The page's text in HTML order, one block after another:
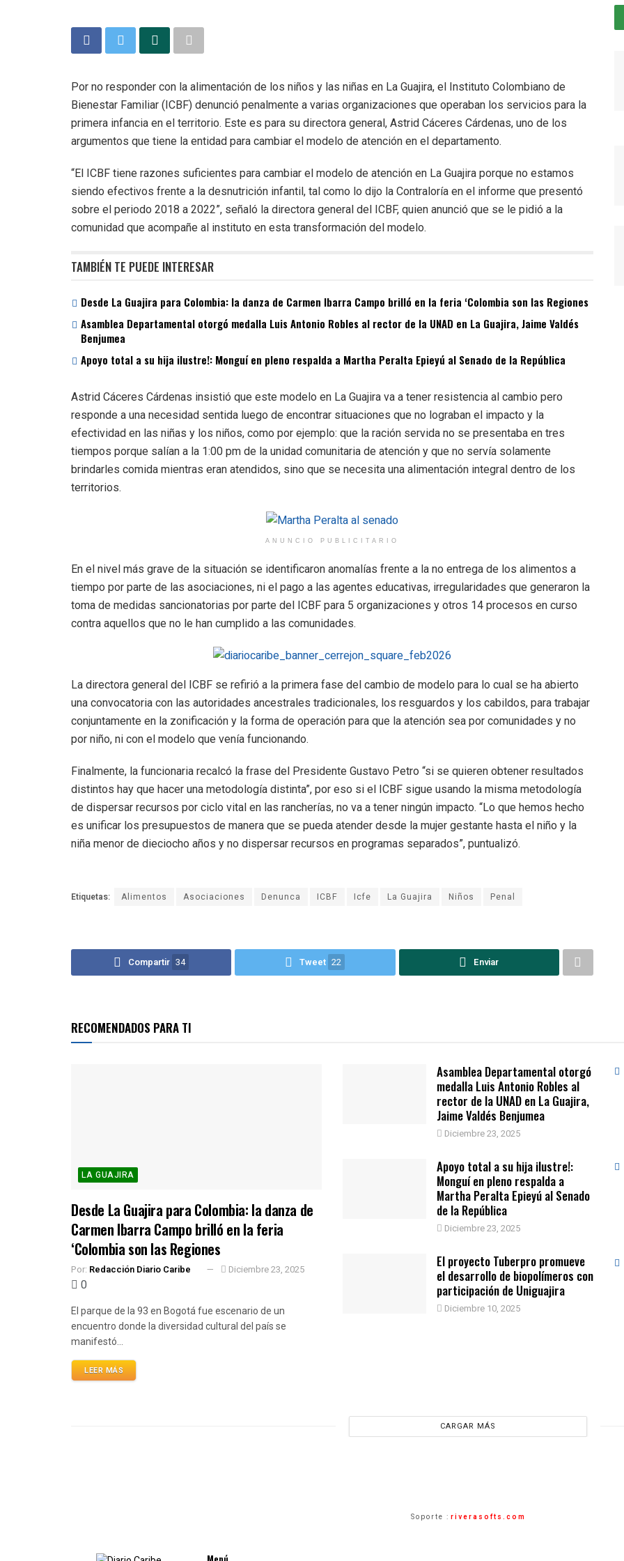
Por no responder con la alimentación de los niños y las niñas en La Guajira, el Instituto Colombiano de
Bienestar Familiar (ICBF) denunció penalmente a varias organizaciones que operaban los servicios para la
primera infancia en el territorio. Este es para su directora general, Astrid Cáceres Cárdenas, uno de los
argumentos que tiene la entidad para cambiar el modelo de atención en el departamento.
“El ICBF tiene razones suficientes para cambiar el modelo de atención en La Guajira porque no estamos
siendo efectivos frente a la desnutrición infantil, tal como lo dijo la Contraloría en el informe que presentó
sobre el periodo 2018 a 2022”, señaló la directora general del ICBF, quien anunció que se le pidió a la
comunidad que acompañe al instituto en esta transformación del modelo.
TAMBIÉN TE PUEDE INTERESAR
Desde La Guajira para Colombia: la danza de Carmen Ibarra Campo brilló en la feria ‘Colombia son las Regiones
Asamblea Departamental otorgó medalla Luis Antonio Robles al rector de la UNAD en La Guajira, Jaime Valdés
Benjumea
Apoyo total a su hija ilustre!: Monguí en pleno respalda a Martha Peralta Epieyú al Senado de la República
Astrid Cáceres Cárdenas insistió que este modelo en La Guajira va a tener resistencia al cambio pero
responde a una necesidad sentida luego de encontrar situaciones que no lograban el impacto y la
efectividad en las niñas y los niños, como por ejemplo: que la ración servida no se presentaba en tres
tiempos porque salían a la 1:00 pm de la unidad comunitaria de atención y que no servía solamente
brindarles comida mientras eran atendidos, sino que se necesita una alimentación integral dentro de los
territorios.
ANUNCIO PUBLICITARIO
En el nivel más grave de la situación se identificaron anomalías frente a la no entrega de los alimentos a
tiempo por parte de las asociaciones, ni el pago a las agentes educativas, irregularidades que generaron la
toma de medidas sancionatorias por parte del ICBF para 5 organizaciones y otros 14 procesos en curso
contra aquellos que no le han cumplido a las comunidades.
La directora general del ICBF se refirió a la primera fase del cambio de modelo para lo cual se ha abierto
una convocatoria con las autoridades ancestrales tradicionales, los resguardos y los cabildos, para trabajar
conjuntamente en la zonificación y la forma de operación para que la atención sea por comunidades y no
por niño, ni con el modelo que venía funcionando.
Finalmente, la funcionaria recalcó la frase del Presidente Gustavo Petro “si se quieren obtener resultados
distintos hay que hacer una metodología distinta”, por eso si el ICBF sigue usando la misma metodología
de dispersar recursos por ciclo vital en las rancherías, no va a tener ningún impacto. “Lo que hemos hecho
es unificar los presupuestos de manera que se pueda atender desde la mujer gestante hasta el niño y la
niña menor de dieciocho años y no dispersar recursos en programas separados”, puntualizó.
Etiquetas: Alimentos Asociaciones Denunca ICBF Icfe La Guajira Niños Penal
Compartir 34 Tweet 22 Enviar
RECOMENDADOS PARA TI
LA GUAJIRA
Desde La Guajira para Colombia: la danza de
Carmen Ibarra Campo brilló en la feria
‘Colombia son las Regiones
Por: Redacción Diario Caribe Diciembre 23, 2025
0
El parque de la 93 en Bogotá fue escenario de un
encuentro donde la diversidad cultural del país se
manifestó...
LEER MÁS
Asamblea Departamental otorgó
medalla Luis Antonio Robles al
rector de la UNAD en La Guajira,
Jaime Valdés Benjumea
Diciembre 23, 2025
Apoyo total a su hija ilustre!:
Monguí en pleno respalda a
Martha Peralta Epieyú al Senado
de la República
Diciembre 23, 2025
El proyecto Tuberpro promueve
el desarrollo de biopolímeros con
participación de Uniguajira
Diciembre 10, 2025
CARGAR MÁS
Soporte : riverasofts.com